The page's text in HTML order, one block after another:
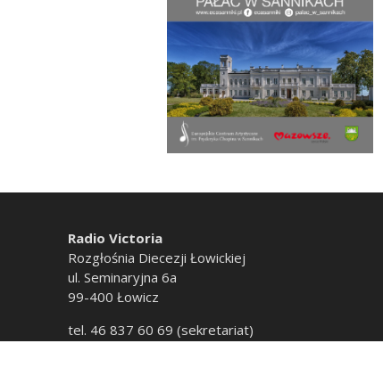
Radio Victoria
Rozgłośnia Diecezji Łowickiej
ul. Seminaryjna 6a
99-400 Łowicz
tel. 46 837 60 69 (sekretariat)